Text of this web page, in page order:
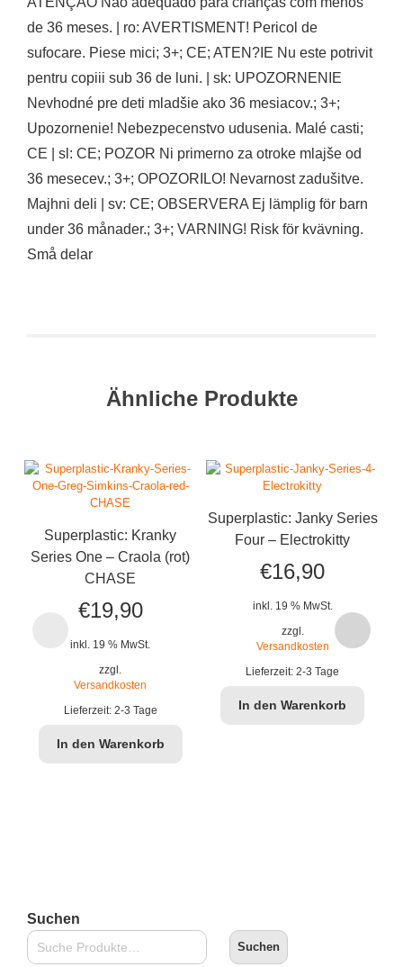
de 36 meses. | ro: AVERTISMENT! Pericol de
sufocare. Piese mici; 3+; CE; ATEN?IE Nu este potrivit
pentru copiii sub 36 de luni. | sk: UPOZORNENIE
Nevhodné pre deti mladšie ako 36 mesiacov.; 3+;
Upozornenie! Nebezpecenstvo udusenia. Malé casti;
CE | sl: CE; POZOR Ni primerno za otroke mlajše od
36 mesecev.; 3+; OPOZORILO! Nevarnost zadušitve.
Majhni deli | sv: CE; OBSERVERA Ej lämplig för barn
under 36 månader.; 3+; VARNING! Risk för kvävning.
Små delar
Ähnliche Produkte
Superplastic: Kranky
Series One – Craola (rot)
CHASE
€19,90
inkl. 19 % MwSt.
zzgl.
Versandkosten
Lieferzeit: 2-3 Tage
In den Warenkorb
Superplastic: Janky Series
Four – Electrokitty
€16,90
inkl. 19 % MwSt.
zzgl.
Versandkosten
Lieferzeit:2-3 Tage
In den Warenkorb
Suchen
Suchen